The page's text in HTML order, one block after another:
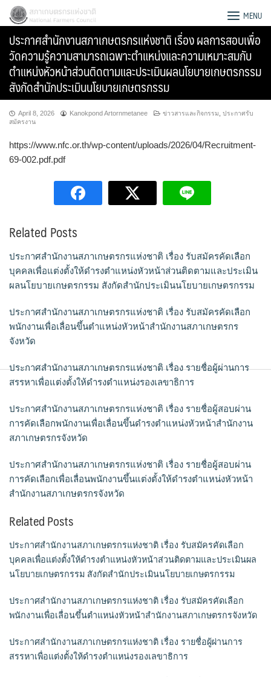
Skip
content
Search
for:
สภาเกษตรกรแห่งชาติ MENU
ประกาศสำนักงานสภาเกษตรกรแห่งชาติ เรื่อง ผลการสอบเพื่อ
วัดความรู้ความสามารถเฉพาะตำแหน่งและความเหมาะสมกับ
ตำแหน่งหัวหน้าส่วนติดตามและประเมินผลนโยบายเกษตรกรรม
สังกัดสำนักประเมินนโยบายเกษตรกรรม
April 8, 2026 Kanokpond Artornmetanee ข่าวสารและกิจกรรม ประกาศรับ
สมัครงาน
https://www.nfc.or.th/wp-content/uploads/2026/04/Recruitment-
69-002.pdf.pdf
Related Posts
ประกาศสำนักงานสภาเกษตรกรแห่งชาติ เรื่อง รับสมัครคัดเลือก
บุคคลเพื่อแต่งตั้งให้ดำรงตำแหน่งหัวหน้าส่วนติดตามและประเมิน
ผลนโยบายเกษตรกรรม สังกัดสำนักประเมินนโยบายเกษตรกรรม
ประกาศสำนักงานสภาเกษตรกรแห่งชาติ เรื่อง รับสมัครคัดเลือก
พนักงานเพื่อเลื่อนขึ้นตำแหน่งหัวหน้าสำนักงานสภาเกษตรกร
จังหวัด
ประกาศสำนักงานสภาเกษตรกรแห่งชาติ เรื่อง รายชื่อผู้ผ่านการ
สรรหาเพื่อแต่งตั้งให้ดำรงตำแหน่งรองเลขาธิการ
ประกาศสำนักงานสภาเกษตรกรแห่งชาติ เรื่อง รายชื่อผู้สอบผ่าน
การคัดเลือกพนักงานเพื่อเลื่อนขึ้นดำรงตำแหน่งหัวหน้าสำนักงาน
สภาเกษตรกรจังหวัด
ประกาศสำนักงานสภาเกษตรกรแห่งชาติ เรื่อง รายชื่อผู้สอบผ่าน
การคัดเลือกเพื่อเลื่อนพนักงานขึ้นแต่งตั้งให้ดำรงตำแหน่งหัวหน้า
สำนักงานสภาเกษตรกรจังหวัด
Related Posts
ประกาศสำนักงานสภาเกษตรกรแห่งชาติ เรื่อง รับสมัครคัดเลือก
บุคคลเพื่อแต่งตั้งให้ดำรงตำแหน่งหัวหน้าส่วนติดตามและประเมินผล
นโยบายเกษตรกรรม สังกัดสำนักประเมินนโยบายเกษตรกรรม
ประกาศสำนักงานสภาเกษตรกรแห่งชาติ เรื่อง รับสมัครคัดเลือก
พนักงานเพื่อเลื่อนขึ้นตำแหน่งหัวหน้าสำนักงานสภาเกษตรกรจังหวัด
ประกาศสำนักงานสภาเกษตรกรแห่งชาติ เรื่อง รายชื่อผู้ผ่านการ
สรรหาเพื่อแต่งตั้งให้ดำรงตำแหน่งรองเลขาธิการ